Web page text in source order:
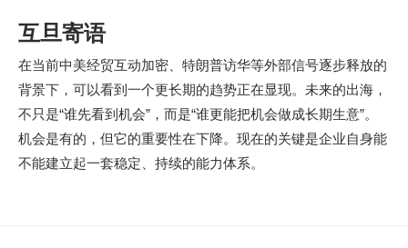
互旦寄语
在当前中美经贸互动加密、特朗普访华等外部信号逐步释放的
背景下，可以看到一个更长期的趋势正在显现。未来的出海，
不只是“谁先看到机会”，而是“谁更能把机会做成长期生意”。
机会是有的，但它的重要性在下降。现在的关键是企业自身能
不能建立起一套稳定、持续的能力体系。